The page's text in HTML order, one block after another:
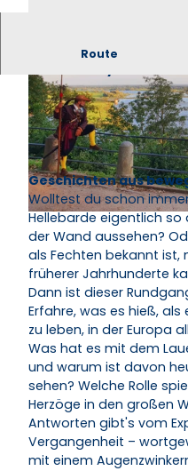
© Mareike Bodendieck | KI-optimiert |CC-
© Mareike Bodendieck |CC-BY-SA
Route
Zeitreise ins 17.
Geschichten aus
Wolltest du schon
Hellebarde eigentlich
der Wand aussehen?
als Fechten bekannt ist,
früherer Jahrhunderte
Dann ist dieser
Erfahre, was es hieß, als
zu leben, in der Europa
Was hat es mit dem
und warum ist davon
sehen? Welche Rolle
Herzöge in den großen
Antworten gibt's vom
Vergangenheit –
mit einem